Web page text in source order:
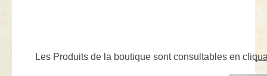
Les Produits de la boutique sont consultables en